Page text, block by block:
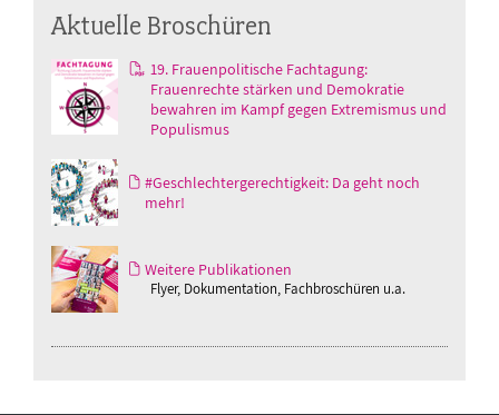
Aktuelle Broschüren
19. Frauenpolitische Fachtagung:
Frauenrechte stärken und Demokratie
bewahren im Kampf gegen Extremismus und
Populismus
#Geschlechtergerechtigkeit: Da geht noch
mehr!
Weitere Publikationen
Flyer, Dokumentation, Fachbroschüren u.a.